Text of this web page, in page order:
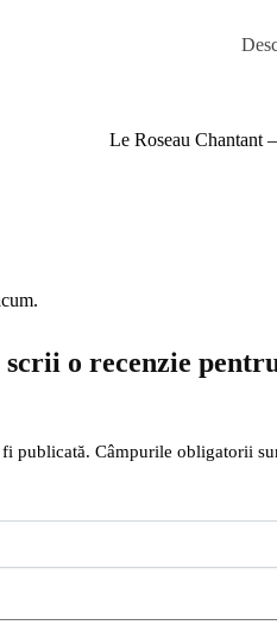
Le Roseau Chantant
o recenzie
publicată. Câmpurile obligatorii